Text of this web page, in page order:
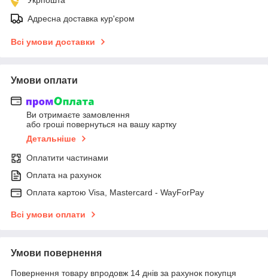
Адресна доставка кур'єром
Всі умови доставки
Умови оплати
Ви отримаєте замовлення
або гроші повернуться на вашу картку
Детальніше
Оплатити частинами
Оплата на рахунок
Оплата картою Visa, Mastercard - WayForPay
Всі умови оплати
Умови повернення
Повернення товару впродовж 14 днів за рахунок покупця